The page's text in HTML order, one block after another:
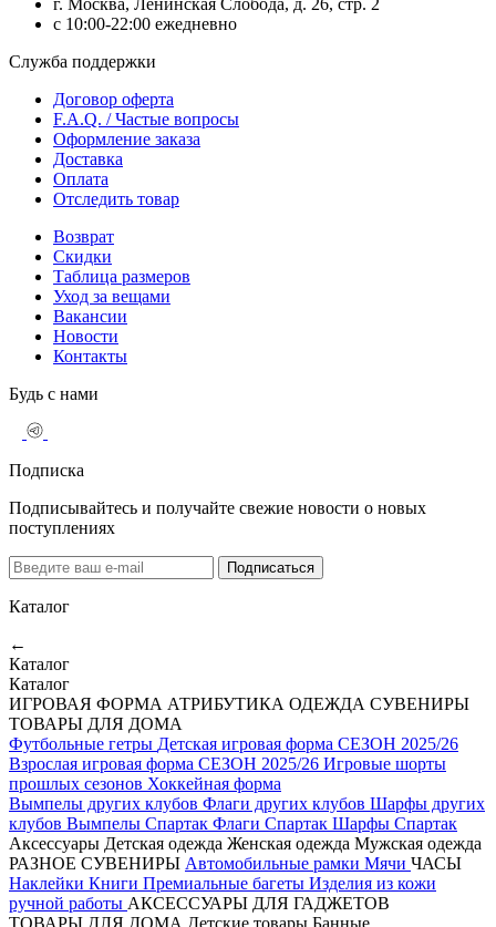
с 10:00-22:00 ежедневно
Служба поддержки
Договор оферта
F.A.Q. / Частые вопросы
Оформление заказа
Доставка
Оплата
Отследить товар
Возврат
Скидки
Таблица размеров
Уход за вещами
Вакансии
Новости
Контакты
Будь с нами
Подписка
Подписывайтесь и получайте свежие новости о новых
поступлениях
Подписаться
Каталог
←
Каталог
Каталог
ИГРОВАЯ ФОРМА АТРИБУТИКА ОДЕЖДА СУВЕНИРЫ
ТОВАРЫ ДЛЯ ДОМА
Футбольные гетры Детская игровая форма СЕЗОН 2025/26
Взрослая игровая форма СЕЗОН 2025/26 Игровые шорты
прошлых сезонов Хоккейная форма
Вымпелы других клубов Флаги других клубов Шарфы других
клубов Вымпелы Спартак Флаги Спартак Шарфы Спартак
Аксессуары Детская одежда Женская одежда Мужская одежда
РАЗНОЕ СУВЕНИРЫ Автомобильные рамки Мячи ЧАСЫ
Наклейки Книги Премиальные багеты Изделия из кожи
ручной работы АКСЕССУАРЫ ДЛЯ ГАДЖЕТОВ
ТОВАРЫ ДЛЯ ДОМА Детские товары Банные